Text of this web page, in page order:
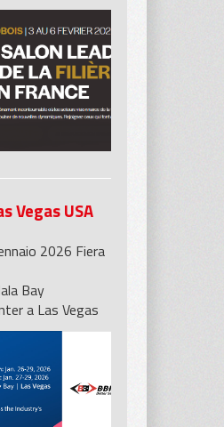
Vegas USA
2026 Fiera
Bay
a Las Vegas
BB Industries
nostri prodotti